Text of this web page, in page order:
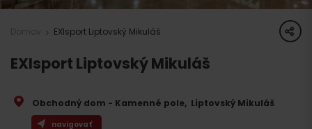
EXIsport Liptovský Mikuláš share
EXIsport Liptovský Mikuláš
Obchodný dom - Kamenné pole, Liptovský Mikuláš
navigovať